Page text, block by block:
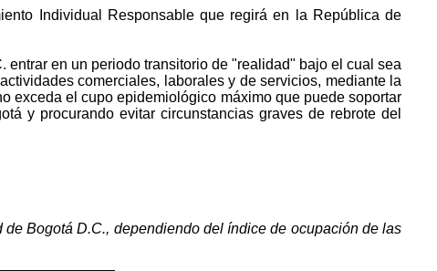
Individual Responsable que regirá en la República de
en un periodo transitorio de "realidad" bajo el cual sea
comerciales, laborales y de servicios, mediante la
exceda el cupo epidemiológico máximo que puede soportar
y procurando evitar circunstancias graves de rebrote del
Bogotá D.C., dependiendo del índice de ocupación de las